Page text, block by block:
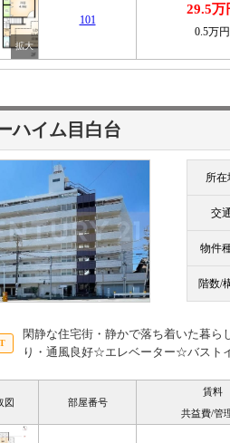
101
29.5万
0.5万円
ハイム目白台
所在
交
物件
階数/
閑静な住宅街・静かで落ち着いた暮
り・通風良好☆エレベーター☆バスト
図 部屋番号
賃料
共益費/管